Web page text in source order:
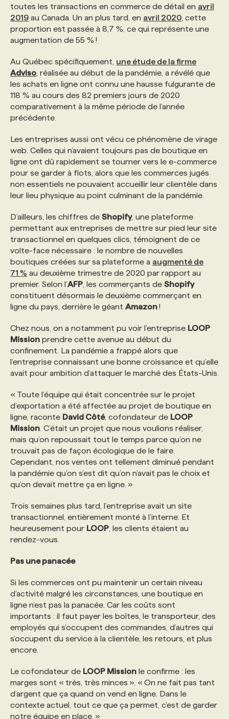
NOS TARIFS
PROGRAMMES DE SUBVENTIONS
FAQ
ANNONCEZ AVEC NOUS
ANNONCEZ AVEC NOUS
toutes les transactions en commerce de détail en avril
2019 au Canada. Un an plus tard, en avril 2020 , cette
proportion est passée à 8,7 %, ce qui représente une
augmentation de 55 % !
Au Québec spécifiquement, une étude de la firme
Adviso , réalisée au début de la pandémie, a révélé que
les achats en ligne ont connu une hausse fulgurante de
118 % au cours des 82 premiers jours de 2020
comparativement à la même période de l’année
précédente.
Les entreprises aussi ont vécu ce phénomène de virage
web. Celles qui n’avaient toujours pas de boutique en
ligne ont dû rapidement se tourner vers le e-commerce
pour se garder à flots, alors que les commerces jugés
non essentiels ne pouvaient accueillir leur clientèle dans
leur lieu physique au point culminant de la pandémie.
D’ailleurs, les chiffres de Shopify, une plateforme
permettant aux entreprises de mettre sur pied leur site
transactionnel en quelques clics, témoignent de ce
volte-face nécessaire : le nombre de nouvelles
boutiques créées sur sa plateforme a augmenté de
71 % au deuxième trimestre de 2020 par rapport au
premier. Selon l’AFP , les commerçants de Shopify
constituent désormais le deuxième commerçant en
ligne du pays, derrière le géant Amazon!
Chez nous, on a notamment pu voir l’entreprise LOOP
Mission prendre cette avenue au début du
confinement. La pandémie a frappé alors que
l’entreprise connaissant une bonne croissance et qu’elle
avait pour ambition d’attaquer le marché des États-Unis.
« Toute l’équipe qui était concentrée sur le projet
d’exportation a été affectée au projet de boutique en
ligne, raconte David Côté, cofondateur de LOOP
Mission . C’était un projet que nous voulions réaliser,
mais qu’on repoussait tout le temps parce qu’on ne
trouvait pas de façon écologique de le faire.
Cependant, nos ventes ont tellement diminué pendant
la pandémie qu’on s’est dit qu’on n’avait pas le choix et
qu’on devait mettre ça en ligne. »
Trois semaines plus tard, l’entreprise avait un site
transactionnel, entièrement monté à l’interne. Et
heureusement pour LOOP , les clients étaient au
rendez-vous.
Pas une panacée
Si les commerces ont pu maintenir un certain niveau
d’activité malgré les circonstances, une boutique en
ligne n’est pas la panacée. Car les coûts sont
importants : il faut payer les boîtes, le transporteur, des
employés qui s’occupent des commandes, d’autres qui
s’occupent du service à la clientèle, les retours, et plus
encore.
Le cofondateur de LOOP Mission le confirme : les
marges sont « très, très minces ». « On ne fait pas tant
d’argent que ça quand on vend en ligne. Dans le
contexte actuel, tout ce que ça permet, c’est de garder
notre équipe en place. »